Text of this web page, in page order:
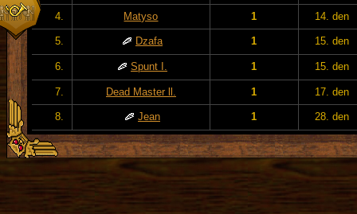
4. Matyso 1 14. den
5. Dzafa 1 15. den
6. Spunt I. 1 15. den
7. Dead Master ll. 1 17. den
8. Jean 1 28. den